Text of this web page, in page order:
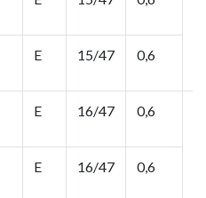
E 15/47 0,6
E 16/47 0,6
E 16/47 0,6